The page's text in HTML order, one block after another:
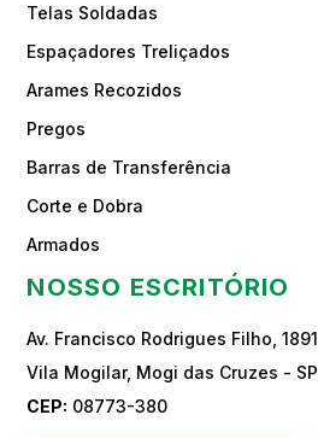
Telas Soldadas
Espaçadores Treliçados
Arames Recozidos
Pregos
Barras de Transferência
Corte e Dobra
Armados
NOSSO ESCRITÓRIO
Av. Francisco Rodrigues Filho, 1891
Vila Mogilar, Mogi das Cruzes - SP
CEP: 08773-380